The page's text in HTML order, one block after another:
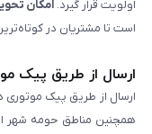
اولویت قرار گیرد. امکان تحویل 3
است تا مشتریان در
ارسال از طریق پیک
همچنین مناطق حومه شهر